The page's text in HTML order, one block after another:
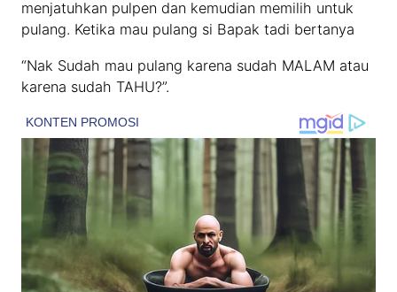
menjatuhkan pulpen dan kemudian memilih untuk
pulang. Ketika mau pulang si Bapak tadi bertanya
“Nak Sudah mau pulang karena sudah MALAM atau
karena sudah TAHU?”.